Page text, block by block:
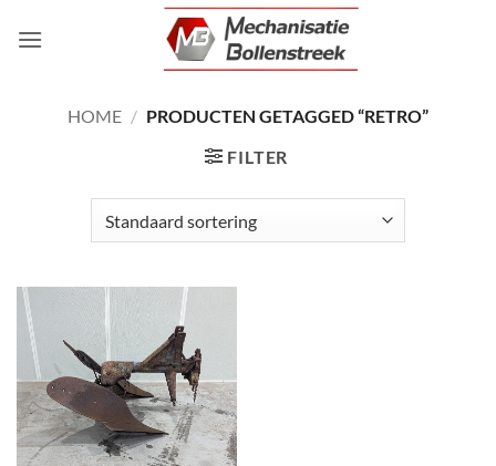
naar
HOME / PRODUCTEN GETAGGED “RETRO”
FILTER